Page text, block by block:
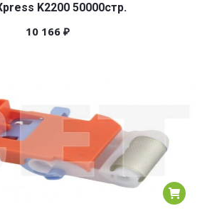
K2200 50000стр.
10 166 ₽